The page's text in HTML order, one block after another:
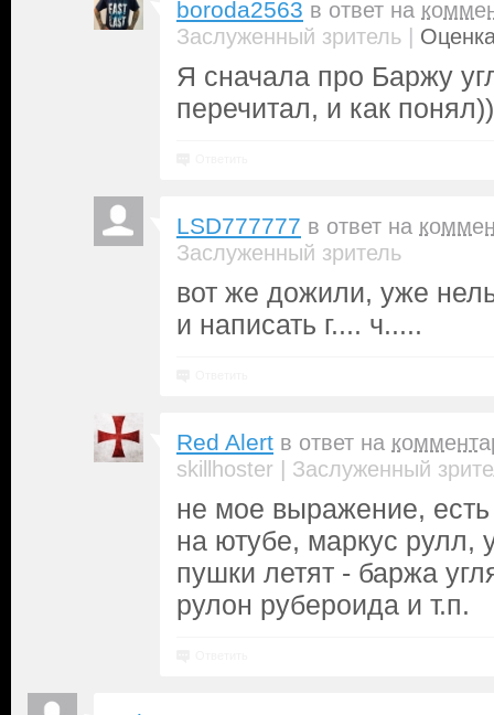
boroda2563 в ответ на
Заслуженный зритель |
Я сначала про Баржу
перечитал, и как
LSD777777 в ответ на
Заслуженный зритель
вот же дожили, уже
и написать г.... ч.....
Red Alert в ответ на
skillhoster | Заслуженный
не мое выражение,
на ютубе, маркус рулл,
пушки летят - баржа
рулон рубероида и т.п.